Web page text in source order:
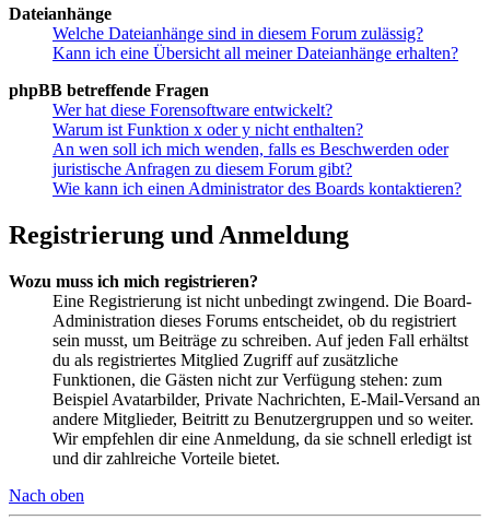
Dateianhänge
Welche Dateianhänge sind in diesem Forum zulässig?
Kann ich eine Übersicht all meiner Dateianhänge erhalten?
phpBB betreffende Fragen
Wer hat diese Forensoftware entwickelt?
Warum ist Funktion x oder y nicht enthalten?
An wen soll ich mich wenden, falls es Beschwerden oder
juristische Anfragen zu diesem Forum gibt?
Wie kann ich einen Administrator des Boards kontaktieren?
Registrierung und Anmeldung
Wozu muss ich mich registrieren?
Eine Registrierung ist nicht unbedingt zwingend. Die Board-
Administration dieses Forums entscheidet, ob du registriert
sein musst, um Beiträge zu schreiben. Auf jeden Fall erhältst
du als registriertes Mitglied Zugriff auf zusätzliche
Funktionen, die Gästen nicht zur Verfügung stehen: zum
Beispiel Avatarbilder, Private Nachrichten, E-Mail-Versand an
andere Mitglieder, Beitritt zu Benutzergruppen und so weiter.
Wir empfehlen dir eine Anmeldung, da sie schnell erledigt ist
und dir zahlreiche Vorteile bietet.
Nach oben